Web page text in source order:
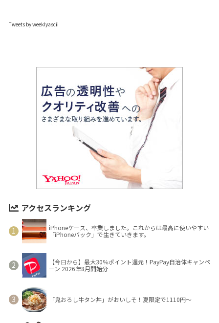
Tweets by weeklyascii
アクセスランキング
iPhoneケース、卒業しました。これからは最高に使いやすい
「iPhoneバック」で生きていきます。
【今日から】最大30％ポイント還元！PayPay自治体キャンペ
ーン 2026年8月開始分
「鬼おろし牛タン丼」がおいしそ！夏限定で1110円～